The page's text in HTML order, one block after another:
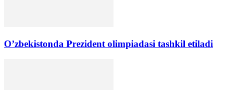
O’zbekistonda Prezident olimpiadasi tashkil etiladi